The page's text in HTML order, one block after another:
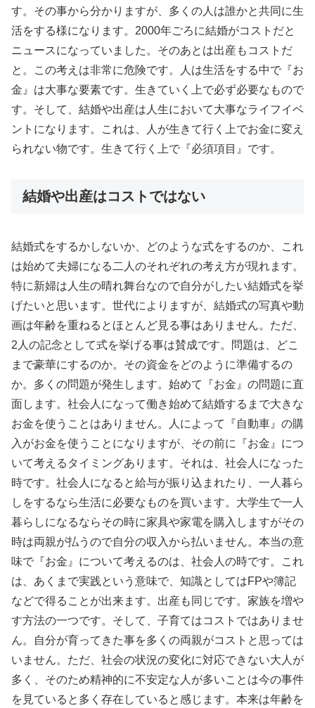
す。その事から分かりますが、多くの人は誰かと共同に生
活をする様になります。2000年ごろに結婚がコストだと
ニュースになっていました。そのあとは出産もコストだ
と。この考えは非常に危険です。人は生活をする中で『お
金』は大事な要素です。生きていく上で必ず必要なもので
す。そして、結婚や出産は人生において大事なライフイベ
ントになります。これは、人が生きて行く上でお金に変え
られない物です。生きて行く上で『必須項目』です。
結婚や出産はコストではない
結婚式をするかしないか、どのような式をするのか、これ
は始めて夫婦になる二人のそれぞれの考え方が現れます。
特に新婦は人生の晴れ舞台なので自分がしたい結婚式を挙
げたいと思います。世代によりますが、結婚式の写真や動
画は年齢を重ねるとほとんど見る事はありません。ただ、
2人の記念として式を挙げる事は賛成です。問題は、どこ
まで豪華にするのか。その資金をどのように準備するの
か。多くの問題が発生します。始めて『お金』の問題に直
面します。社会人になって働き始めて結婚するまで大きな
お金を使うことはありません。人によって『自動車』の購
入がお金を使うことになりますが、その前に『お金』につ
いて考えるタイミングあります。それは、社会人になった
時です。社会人になると給与が振り込まれたり、一人暮ら
しをするなら生活に必要なものを買います。大学生で一人
暮らしになるならその時に家具や家電を購入しますがその
時は両親が払うので自分の収入から払いません。本当の意
味で『お金』について考えるのは、社会人の時です。これ
は、あくまで実践という意味で、知識としてはFPや簿記
などで得ることが出来ます。出産も同じです。家族を増や
す方法の一つです。そして、子育てはコストではありませ
ん。自分が育ってきた事を多くの両親がコストと思っては
いません。ただ、社会の状況の変化に対応できない大人が
多く、そのため精神的に不安定な人が多いことは今の事件
を見ていると多く存在していると感じます。本来は年齢を